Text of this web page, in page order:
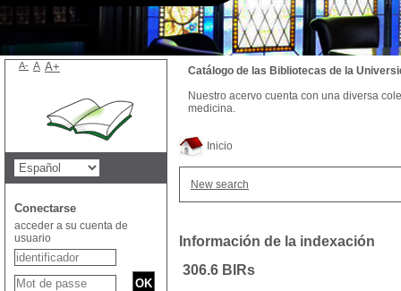
Inicio
New search
Información de la indexación
306.6 BIRs
Catálogo de las Bibliotecas de la
Nuestro acervo cuenta con una diversa
medicina.
A- A A+
Conectarse
acceder a su cuenta de
usuario